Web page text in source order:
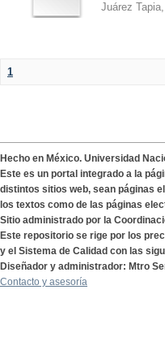
Juárez
1
Hecho en México. Universidad
Este es un portal integrado a la
distintos sitios web, sean páginas
los textos como de las páginas
Sitio administrado por la
Este repositorio se rige por los
y el Sistema de Calidad con las
Diseñador y administrador: Mtro
Contacto y asesoría